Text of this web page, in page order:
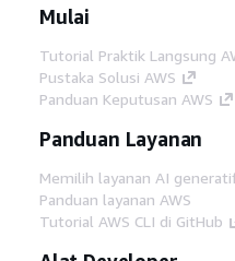
Mulai
Tutorial Praktik Langsung
Pustaka Solusi AWS
Panduan Keputusan AWS
Panduan Layanan
Memilih layanan AI
Panduan layanan AWS
Tutorial AWS CLI di GitHub